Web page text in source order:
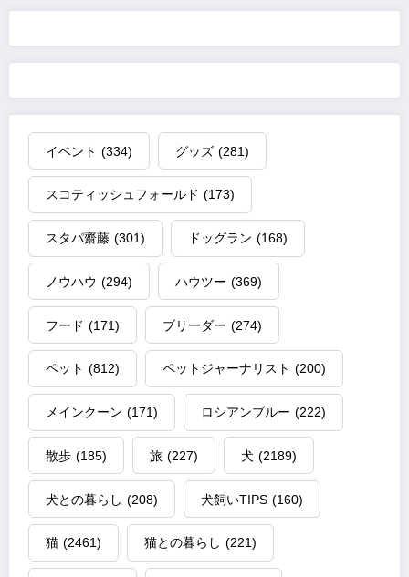
イベント (334) グッズ (281)
スコティッシュフォールド (173)
スタパ齋藤 (301) ドッグラン (168)
ノウハウ (294) ハウツー (369)
フード (171) ブリーダー (274)
ペット (812) ペットジャーナリスト (200)
メインクーン (171) ロシアンブルー (222)
散歩 (185) 旅 (227) 犬 (2189)
犬との暮らし (208) 犬飼いTIPS (160)
猫 (2461) 猫との暮らし (221)